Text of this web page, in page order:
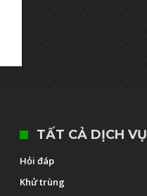
TẤT CẢ DỊCH VỤ
Hỏi đáp
Khử trùng